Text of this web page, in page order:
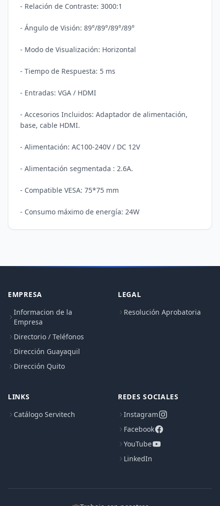
- Relación de Contraste: 3000:1
- Ángulo de Visión: 89°/89°/89°/89°
- Modo de Visualización: Horizontal
- Tiempo de Respuesta: 5 ms
- Entradas: VGA / HDMI
- Accesorios Incluidos: Adaptador de alimentación,
base, cable HDMI.
- Alimentación: AC100-240V / DC 12V
- Alimentación segmentada : 2.6A.
- Compatible VESA: 75*75 mm
EMPRESA
Informacion de la
Empresa
Directorio / Teléfonos
Dirección Guayaquil
Dirección Quito
LEGAL
Resolución Aprobatoria
LINKS
Catálogo Servitech
REDES SOCIALES
Instagram
Facebook
YouTube
LinkedIn